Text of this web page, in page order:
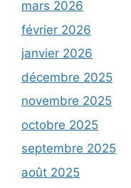
mars 2026
février 2026
janvier 2026
décembre 2025
novembre 2025
octobre 2025
septembre 2025
août 2025